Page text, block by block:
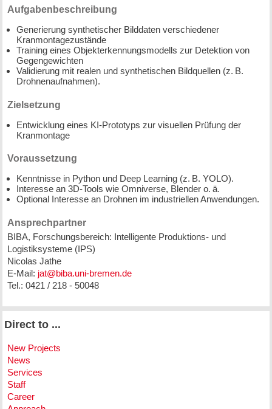
Aufgabenbeschreibung
Generierung synthetischer Bilddaten verschiedener
Kranmontagezustände
Training eines Objekterkennungsmodells zur Detektion von
Gegengewichten
Validierung mit realen und synthetischen Bildquellen (z. B.
Drohnenaufnahmen).
Zielsetzung
Entwicklung eines KI-Prototyps zur visuellen Prüfung der
Kranmontage
Voraussetzung
Kenntnisse in Python und Deep Learning (z. B. YOLO).
Interesse an 3D-Tools wie Omniverse, Blender o. ä.
Optional Interesse an Drohnen im industriellen Anwendungen.
Ansprechpartner
BIBA, Forschungsbereich: Intelligente Produktions- und
Logistiksysteme (IPS)
Nicolas Jathe
E-Mail: jat@biba.uni-bremen.de
Tel.: 0421 / 218 - 50048
Direct to ...
New Projects
News
Services
Staff
Career